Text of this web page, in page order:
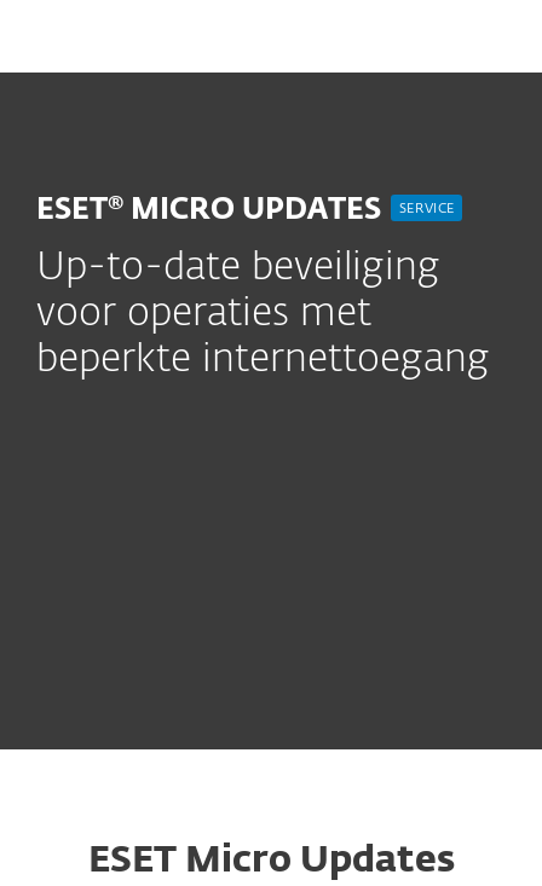
ESET® MICRO UPDATES SERVICE
Up-to-date beveiliging
voor operaties met
beperkte internettoegang
ESET Micro Updates